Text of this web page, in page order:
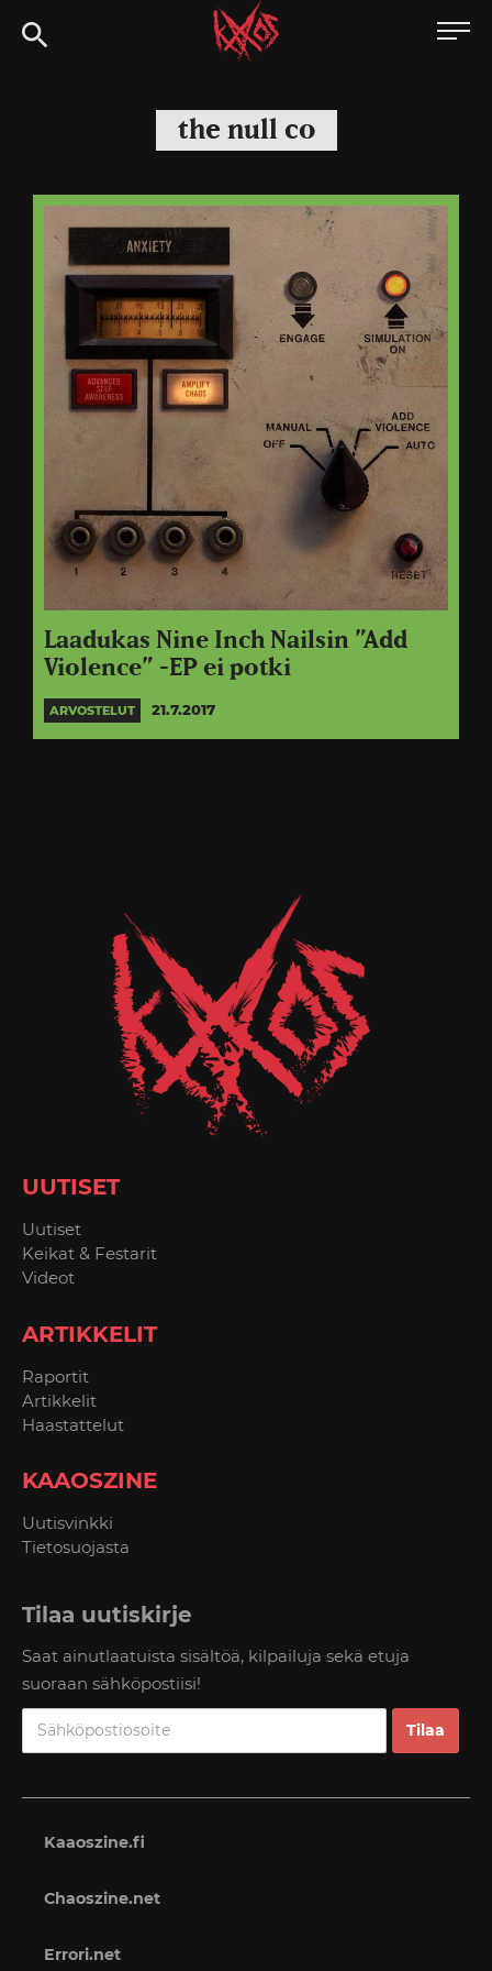
Siirry
suoraan
Kaaoszine
the null co
Laadukas Nine Inch Nailsin ”Add
Violence” -EP ei potki
ARVOSTELUT 21.7.2017
UUTISET
Uutiset
Keikat & Festarit
Videot
ARTIKKELIT
Raportit
Artikkelit
Haastattelut
KAAOSZINE
Uutisvinkki
Tietosuojasta
Tilaa uutiskirje
Saat ainutlaatuista sisältöä, kilpailuja sekä etuja
suoraan sähköpostiisi!
Kaaoszine.fi
Chaoszine.net
Errori.net